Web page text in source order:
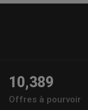
10,389
Offres à pourvoir